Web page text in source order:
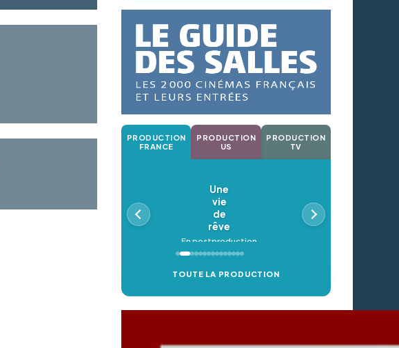
PRODUCTION
FRANCE
PRODUCTION
US
PRODUCTION
TV
Une
vie
de
rêve
En postproduction
TOUTE LA PRODUCTION